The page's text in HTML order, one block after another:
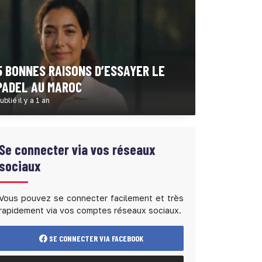
BONNES RAISONS D’ESSAYER LE
AU MAROC
il y a 1 an
connecter via vos réseaux
pouvez se connecter facilement et très
via vos comptes réseaux sociaux.
SE CONNECTER VIA FACEBOOK